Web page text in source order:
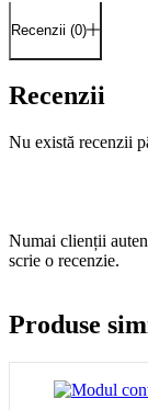
Recenzii (0)
Recenzii
Nu există recenzii
Numai clienții
scrie o recenzie.
Produse